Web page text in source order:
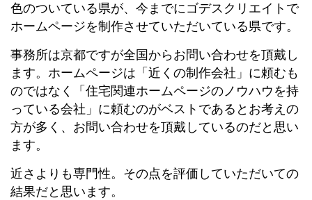
色のついている県が、今までにゴデスクリエイトで
ホームページを制作させていただいている県です。
事務所は京都ですが全国からお問い合わせを頂戴し
ます。ホームページは「近くの制作会社」に頼むも
のではなく「住宅関連ホームページのノウハウを持
っている会社」に頼むのがベストであるとお考えの
方が多く、お問い合わせを頂戴しているのだと思い
ます。
近さよりも専門性。その点を評価していただいての
結果だと思います。